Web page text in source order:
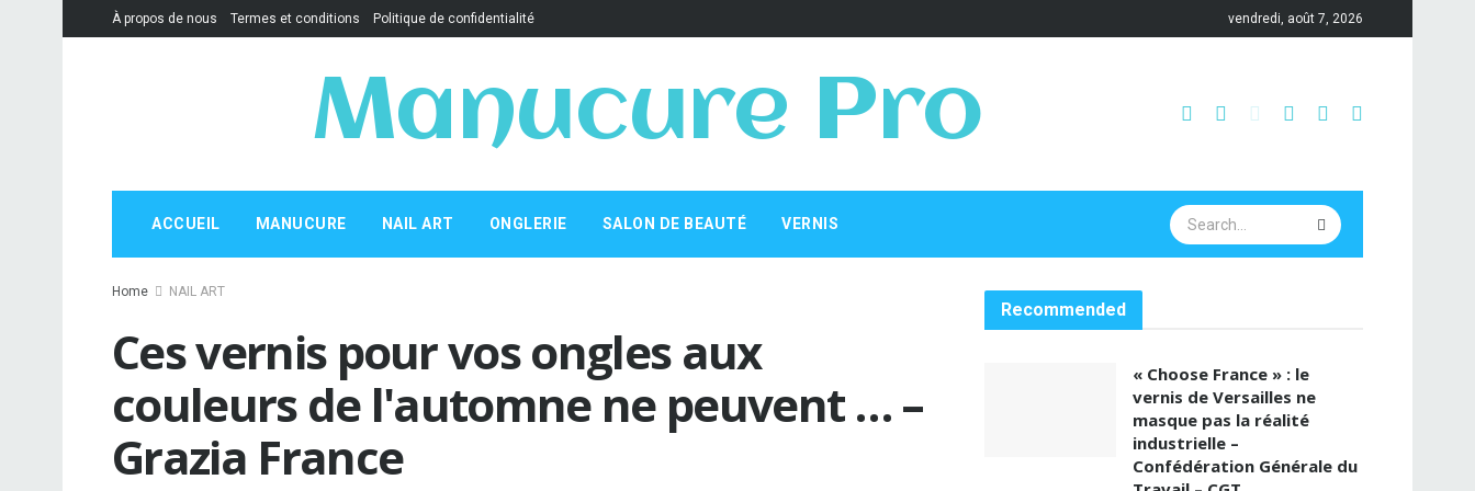
À propos de nous Termes et conditions Politique de confidentialité vendredi, août 7, 2026
Manucure Pro
ACCUEIL MANUCURE NAIL ART ONGLERIE SALON DE BEAUTÉ VERNIS
Home NAIL ART
Ces vernis pour vos ongles aux
couleurs de l'automne ne peuvent … –
Grazia France
Recommended
« Choose France » : le
vernis de Versailles ne
masque pas la réalité
industrielle –
Confédération Générale du